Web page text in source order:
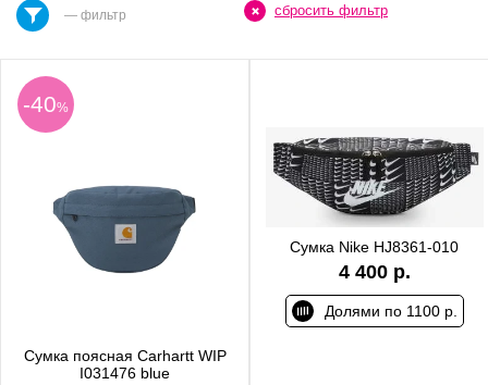
— фильтр сбросить фильтр
-40%
Сумка поясная Carhartt WIP
I031476 blue
Сумка Nike HJ8361-010
4 400 р.
Долями по 1100 р.